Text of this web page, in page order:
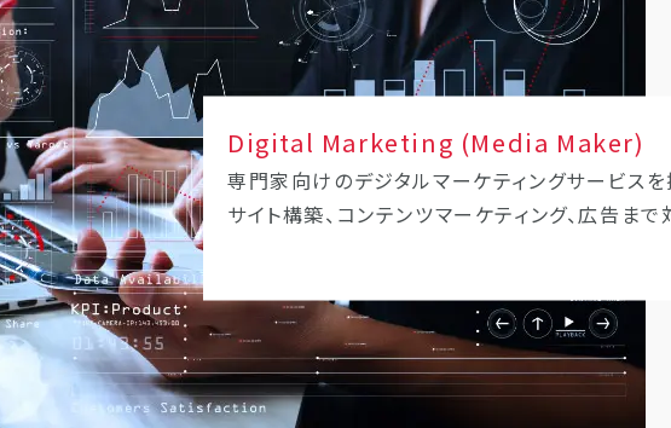
Digital Marketing (Media Maker)
専門家向けのデジタルマーケティングサービスを
サイト構築、コンテンツマーケティング、広告まで